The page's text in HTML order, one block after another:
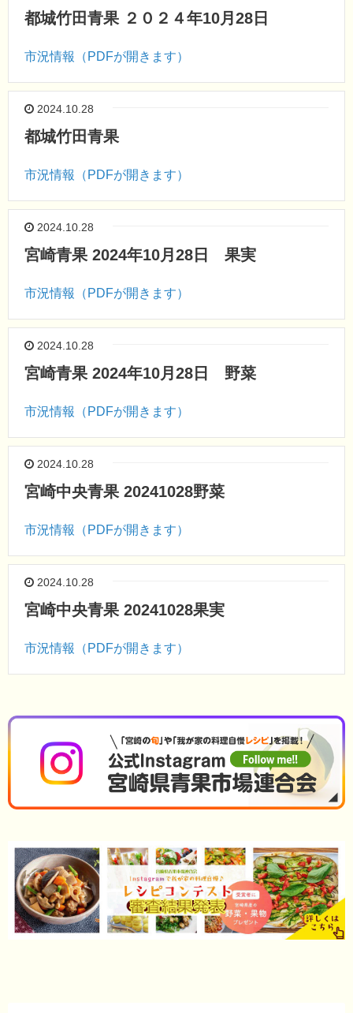
都城竹田青果 ２０２４年10月28日
市況情報（PDFが開きます）
2024.10.28
都城竹田青果
市況情報（PDFが開きます）
2024.10.28
宮崎青果 2024年10月28日 果実
市況情報（PDFが開きます）
2024.10.28
宮崎青果 2024年10月28日 野菜
市況情報（PDFが開きます）
2024.10.28
宮崎中央青果 20241028野菜
市況情報（PDFが開きます）
2024.10.28
宮崎中央青果 20241028果実
市況情報（PDFが開きます）